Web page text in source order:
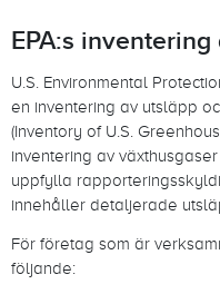
EPA:s
U.S. Environmental
en inventering av utsläpp
(Inventory of U.S.
inventering av
uppfylla
innehåller detaljerade
För företag som är
följande: